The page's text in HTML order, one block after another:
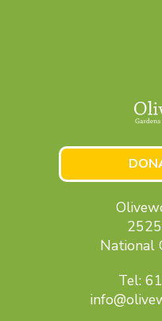
National
Tel: